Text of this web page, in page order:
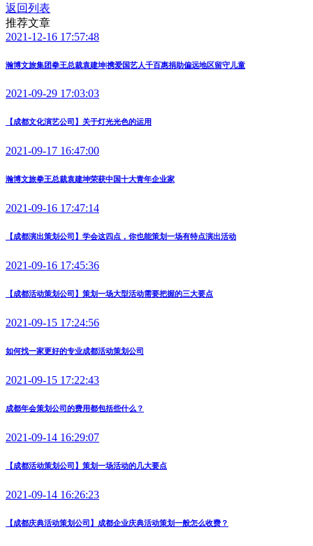
返回列表
推荐文章
2021-12-16 17:57:48
瀚博文旅集团拳王总裁袁建坤|携爱国艺人千百惠捐助偏远地区留守儿童
2021-09-29 17:03:03
【成都文化演艺公司】关于灯光光色的运用
2021-09-17 16:47:00
瀚博文旅拳王总裁袁建坤荣获中国十大青年企业家
2021-09-16 17:47:14
【成都演出策划公司】学会这四点，你也能策划一场有特点演出活动
2021-09-16 17:45:36
【成都活动策划公司】策划一场大型活动需要把握的三大要点
2021-09-15 17:24:56
如何找一家更好的专业成都活动策划公司
2021-09-15 17:22:43
成都年会策划公司的费用都包括些什么？
2021-09-14 16:29:07
【成都活动策划公司】策划一场活动的几大要点
2021-09-14 16:26:23
【成都庆典活动策划公司】成都企业庆典活动策划一般怎么收费？